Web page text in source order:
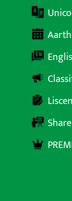
भएको
परिसंघ